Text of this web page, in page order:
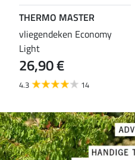
THERMO MASTER
vliegendeken Economy
Light
26,90 €
4.3 14